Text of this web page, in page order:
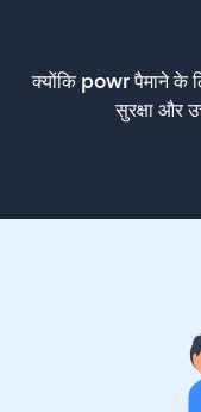
क्योंकि powr पैमाने के
सुरक्षा और